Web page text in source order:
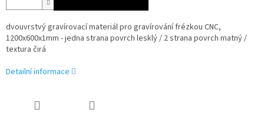
dvouvrstvý gravírovací materiál pro gravírování frézkou CNC,
1200x600x1mm - jedna strana povrch lesklý / 2 strana povrch matný /
textura čirá
Detailní informace